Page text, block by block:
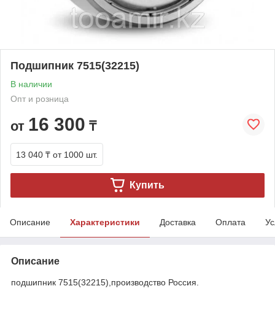
Подшипник 7515(32215)
В наличии
Опт и розница
от 16 300 ₸
13 040 ₸ от 1000 шт.
Купить
Описание Характеристики Доставка Оплата
Описание
подшипник 7515(32215),производство Россия.